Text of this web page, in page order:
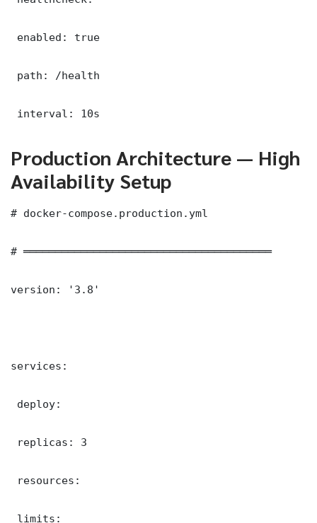
enabled: true
path: /health
interval: 10s
Production Architecture — High
Availability Setup
# docker-compose.production.yml
# ═══════════════════════════════════════
version: '3.8'
services:
deploy:
replicas: 3
resources:
limits: